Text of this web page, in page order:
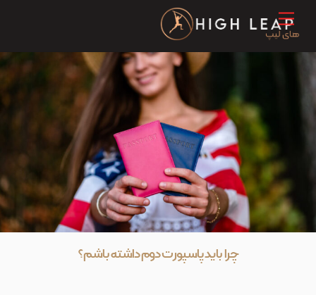
content
Menu
چرا باید پاسپورت دوم داشته باشم؟